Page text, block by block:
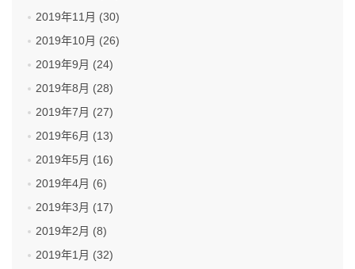
2019年11月 (30)
2019年10月 (26)
2019年9月 (24)
2019年8月 (28)
2019年7月 (27)
2019年6月 (13)
2019年5月 (16)
2019年4月 (6)
2019年3月 (17)
2019年2月 (8)
2019年1月 (32)